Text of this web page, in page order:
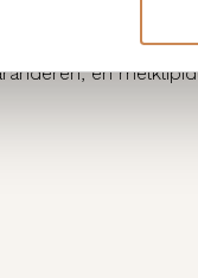
vormt. Het
om de huid
en